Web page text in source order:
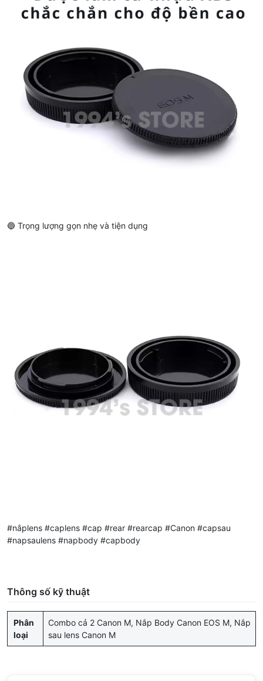
🔵 Trọng lượng gọn nhẹ và tiện dụng
#nắplens #caplens #cap #rear #rearcap #Canon #capsau
#napsaulens #napbody #capbody
Thông số kỹ thuật
Phân
loại
Combo cả 2 Canon M, Nắp Body Canon EOS M, Nắp
sau lens Canon M